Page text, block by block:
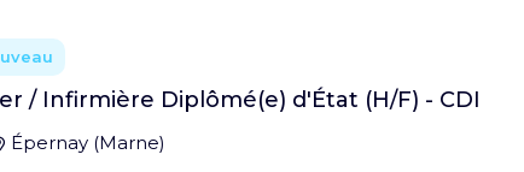
/ Infirmière Diplômé(e) d'État (H/F) - CDI
Épernay(Marne)